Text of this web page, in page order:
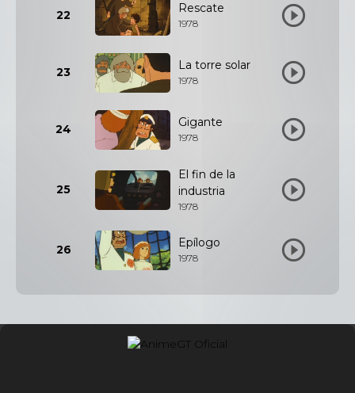
22 Rescate
1978
23 La torre solar
1978
24 Gigante
1978
25
El fin de la
industria
1978
26 Epílogo
1978